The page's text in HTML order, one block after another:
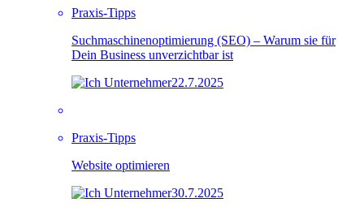
Praxis-Tipps
Suchmaschinenoptimierung (SEO) – Warum sie für
Dein Business unverzichtbar ist
22.7.2025
Praxis-Tipps
Website optimieren
30.7.2025